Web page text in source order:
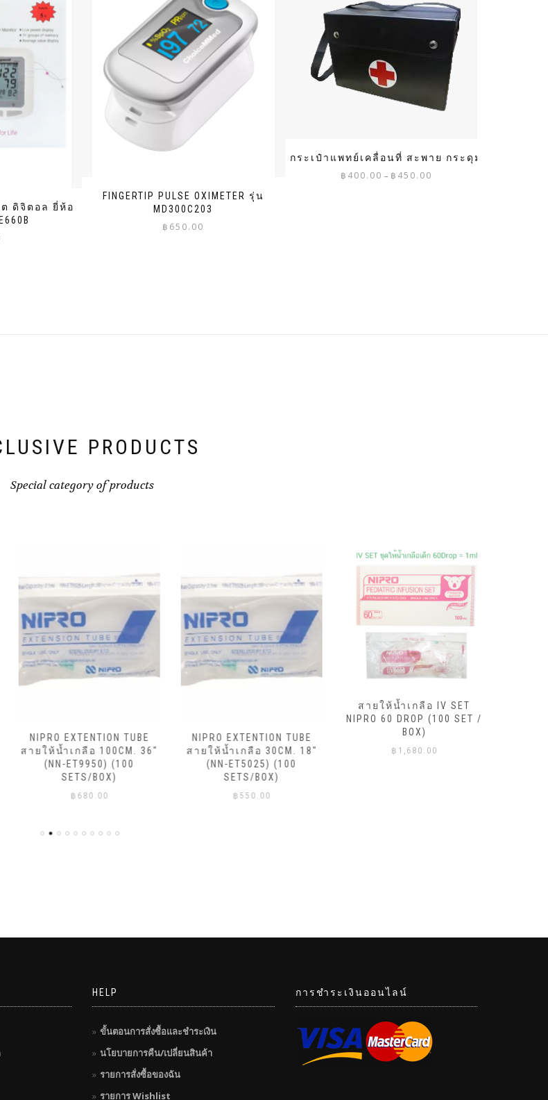
ดิจิตอล ยี่ห้อ
FINGERTIP PULSE OXIMETER รุ่น
MD300C203
฿ 650.00
กระเป๋าแพทย์เคลื่อนที่ สะพาย กระดุม
฿ 400.00 – ฿ 450.00
PRODUCTS
Special category of products
NIPRO EXTENTION TUBE
สายให้น้ำเกลือ 100CM. 36″
(NN-ET9950) (100
SETS/BOX)
680.00
NIPRO EXTENTION TUBE
สายให้น้ำเกลือ 30CM. 18″
(NN-ET5025) (100
SETS/BOX)
550.00
สายให้น้ำเกลือ IV SET
NIPRO 60 DROP (100 SET /
BOX)
1,680.00
HELP
ขั้นตอนการสั่งซื้อและชำระเงิน
นโยบายการคืน/เปลี่ยนสินค้า
รายการสั่งซื้อของฉัน
รายการ Wishlist
การชำระเงินออนไลน์